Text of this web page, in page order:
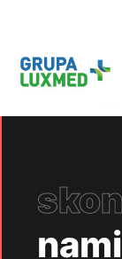
nami